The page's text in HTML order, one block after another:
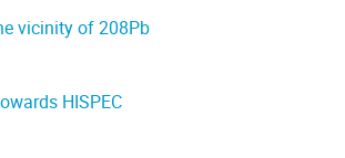
vicinity of 208Pb
HISPEC